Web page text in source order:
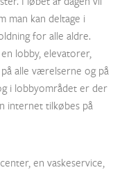
man kan deltage i
for alle aldre.
lobby, elevatorer,
alle værelserne og på
i lobbyområdet er der
internet tilkøbes på
en vaskeservice,